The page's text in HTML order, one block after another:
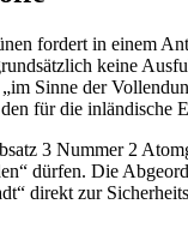
fordert in einem
keine
Sinne der
für die inländische
3 Nummer 2
dürfen. Die
direkt zur